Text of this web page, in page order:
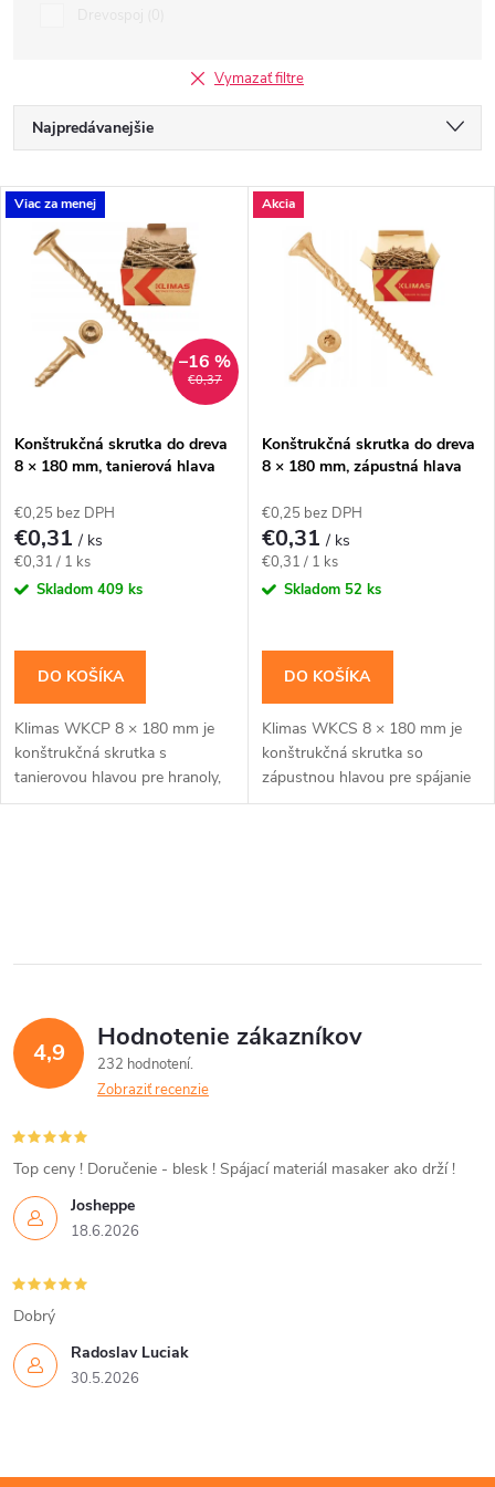
Vymazať filtre
R
a
d
e
p
r
u
k
v
Najpredávanejšie
Najlacnejšie
Najdrahšie
Abecedne
V
ý
s
p
r
o
d
u
k
t
Viac za menej
€0,37
–16 %
Konštrukčná skrutka do dreva
8 × 180 mm, tanierová hlava
€0,25 bez DPH
€0,31/ ks
Jednotková
cena:
€0,31 / 1 ks
Skladom 409 ks
DO KOŠÍKA
Klimas WKCP 8 × 180 mm je
konštrukčná skrutka s
tanierovou hlavou pre hranoly,
krokvy, trámy a drevené rámy.
Akcia
Konštrukčná skrutka do dreva
8 × 180 mm, zápustná hlava
€0,25 bez DPH
€0,31/ ks
Jednotková
cena:
€0,31 / 1 ks
Skladom 52 ks
DO KOŠÍKA
Klimas WKCS 8 × 180 mm je
konštrukčná skrutka so
zápustnou hlavou pre spájanie
hranolov, krokiev a drevených
l
d
a
c
i
e
p
r
v
k
4,9 Hodnotenie zákazníkov
232 hodnotení
Zobraziť recenzie
Josheppe
18.6.2026
Top ceny ! Doručenie - blesk ! Spájací materiál masaker ako drží !
Radoslav Luciak
30.5.2026
Dobrý